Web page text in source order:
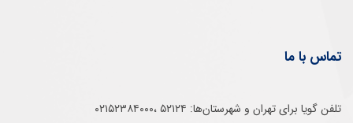
تماس با ما
تلفن‌ گویا برای‌ تهران‌‌ و‌ شهرستان‌ها:‌ ۵۲۱۲۴ ،۰۲۱۵۲۳۸۴۰۰۰